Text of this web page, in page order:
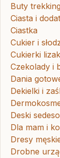
Buty
Ciasta i
Ciastka
Cukier i
Cukierki
Czekolady i
Dania
Dekielki i
Deski
Dla mam i
Dresy
Drobne